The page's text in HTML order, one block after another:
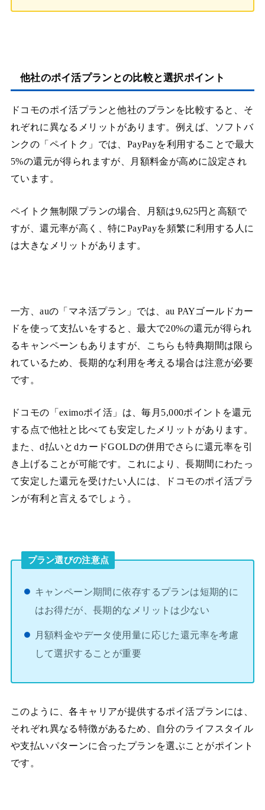
他社のポイ活プランとの比較と選択ポイント
ドコモのポイ活プランと他社のプランを比較すると、そ
れぞれに異なるメリットがあります。例えば、ソフトバ
ンクの「ペイトク」では、PayPayを利用することで最大
5%の還元が得られますが、月額料金が高めに設定され
ています。
ペイトク無制限プランの場合、月額は9,625円と高額で
すが、還元率が高く、特にPayPayを頻繁に利用する人に
は大きなメリットがあります。
一方、auの「マネ活プラン」では、au PAYゴールドカー
ドを使って支払いをすると、最大で20%の還元が得られ
るキャンペーンもありますが、こちらも特典期間は限ら
れているため、長期的な利用を考える場合は注意が必要
です。
ドコモの「eximoポイ活」は、毎月5,000ポイントを還元
する点で他社と比べても安定したメリットがあります。
また、d払いとdカードGOLDの併用でさらに還元率を引
き上げることが可能です。これにより、長期間にわたっ
て安定した還元を受けたい人には、ドコモのポイ活プラ
ンが有利と言えるでしょう。
プラン選びの注意点
キャンペーン期間に依存するプランは短期的に
はお得だが、長期的なメリットは少ない
月額料金やデータ使用量に応じた還元率を考慮
して選択することが重要
このように、各キャリアが提供するポイ活プランには、
それぞれ異なる特徴があるため、自分のライフスタイル
や支払いパターンに合ったプランを選ぶことがポイント
です。